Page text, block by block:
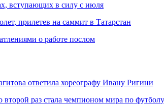
вступающих в силу с июля
прилетев на саммит в Татарстан
о работе послом
ответила хореографу Ивану Ригини
раз стала чемпионом мира по футболу